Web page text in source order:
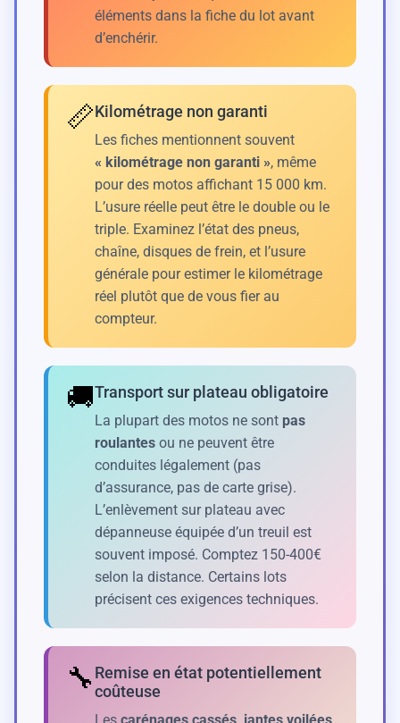
éléments dans la fiche du lot avant
d’enchérir.
📏Kilométrage non garanti
Les fiches mentionnent souvent
« kilométrage non garanti », même
pour des motos affichant 15 000 km.
L’usure réelle peut être le double ou le
triple. Examinez l’état des pneus,
chaîne, disques de frein, et l’usure
générale pour estimer le kilométrage
réel plutôt que de vous fier au
compteur.
🚚Transport sur plateau obligatoire
La plupart des motos ne sont pas
roulantes ou ne peuvent être
conduites légalement (pas
d’assurance, pas de carte grise).
L’enlèvement sur plateau avec
dépanneuse équipée d’un treuil est
souvent imposé. Comptez 150-400€
selon la distance. Certains lots
précisent ces exigences techniques.
🔧 Remise en état potentiellement
coûteuse